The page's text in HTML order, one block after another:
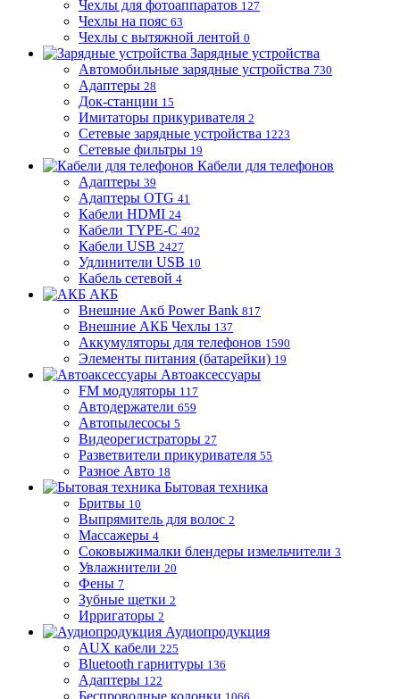
Чехлы для фотоаппаратов 127
Чехлы на пояс 63
Чехлы с вытяжной лентой 0
Зарядные устройства
Автомобильные зарядные устройства 730
Адаптеры 28
Док-станции 15
Имитаторы прикуривателя 2
Сетевые зарядные устройства 1223
Сетевые фильтры 19
Кабели для телефонов
Адаптеры 39
Адаптеры OTG 41
Кабели HDMI 24
Кабели TYPE-C 402
Кабели USB 2427
Удлинители USB 10
Кабель сетевой 4
АКБ
Внешние Акб Power Bank 817
Внешние АКБ Чехлы 137
Аккумуляторы для телефонов 1590
Элементы питания (батарейки) 19
Автоаксессуары
FM модуляторы 117
Автодержатели 659
Автопылесосы 5
Видеорегистраторы 27
Разветвители прикуривателя 55
Разное Авто 18
Бытовая техника
Бритвы 10
Выпрямитель для волос 2
Массажеры 4
Соковыжималки блендеры измельчители 3
Увлажнители 20
Фены 7
Зубные щетки 2
Ирригаторы 2
Аудиопродукция
AUX кабели 225
Bluetooth гарнитуры 136
Адаптеры 122
Беспроводные колонки